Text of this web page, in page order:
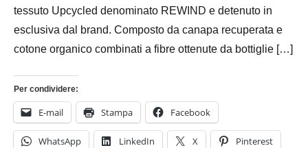
tessuto Upcycled denominato REWIND e detenuto in
esclusiva dal brand. Composto da canapa recuperata e
cotone organico combinati a fibre ottenute da bottiglie […]
Per condividere:
E-mail Stampa Facebook
WhatsApp LinkedIn X Pinterest